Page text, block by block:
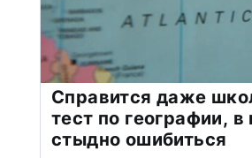
Справится даже
тест по географии,
стыдно ошибиться